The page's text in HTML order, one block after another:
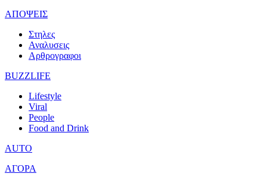
ΑΠΟΨΕΙΣ
Στηλες
Αναλυσεις
Αρθρογραφοι
BUZZLIFE
Lifestyle
Viral
People
Food and Drink
AUTO
ΑΓΟΡΑ